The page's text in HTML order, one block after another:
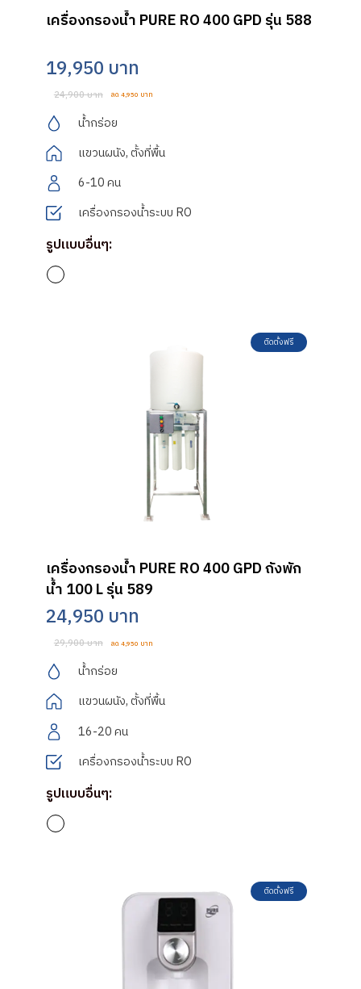
เครื่องกรองน้ำ PURE RO 400 GPD รุ่น 588
19,950 บาท
24,900 บาท ลด 4,950 บาท
น้ำกร่อย
แขวนผนัง, ตั้งที่พื้น
6-10 คน
เครื่องกรองน้ำระบบ RO
รูปแบบอื่นๆ:
ติดตั้งฟรี
เครื่องกรองน้ำ PURE RO 400 GPD ถังพัก
น้ำ 100 L รุ่น 589
24,950 บาท
29,900 บาท ลด 4,950 บาท
น้ำกร่อย
แขวนผนัง, ตั้งที่พื้น
16-20 คน
เครื่องกรองน้ำระบบ RO
รูปแบบอื่นๆ:
ติดตั้งฟรี